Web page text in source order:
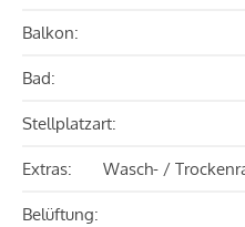
Balkon:
Bad:
Stellplatzart:
Extras: Wasch- /
Belüftung: